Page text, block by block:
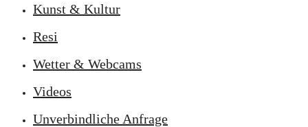
Kunst & Kultur
Resi
Wetter & Webcams
Videos
Unverbindliche Anfrage